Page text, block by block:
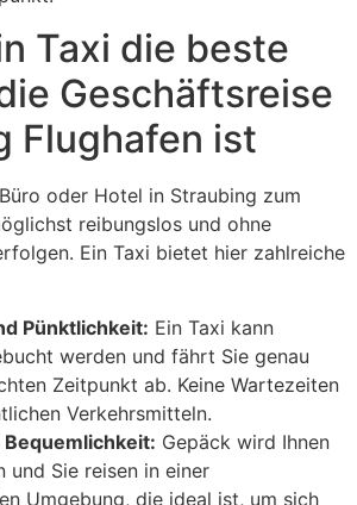
Taxi die beste
Geschäftsreise
Flughafen ist
oder Hotel in Straubing zum
reibungslos und ohne
Ein Taxi bietet hier zahlreiche
Pünktlichkeit: Ein Taxi kann
werden und fährt Sie genau
Zeitpunkt ab. Keine Wartezeiten
Verkehrsmitteln.
Gepäck wird Ihnen
und Sie reisen in einer
Umgebung, die ideal ist, um sich